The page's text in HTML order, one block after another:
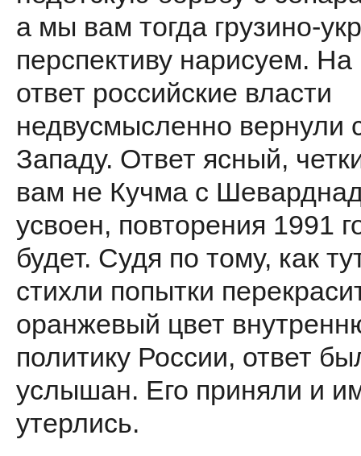
а мы вам тогда грузино-
перспективу нарисуем. На
ответ российские власти
недвусмысленно вернули
Западу. Ответ ясный,
вам не Кучма с
усвоен, повторения 1991
бу­дет. Судя по тому, как
стихли попытки
оранжевый цвет
политику России, ответ
услышан. Его приняли и
утерлись.